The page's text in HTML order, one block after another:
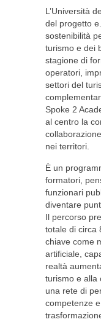
L’Università
del progetto
sostenibilità
turismo e dei
stagione di
operatori,
settori del
Spoke 2
al centro la
nei territori.
È un
formatori,
funzionari
diventare
Il percorso
totale di circa
chiave come
artificiale,
realtà
turismo e alla
una rete di
competenze